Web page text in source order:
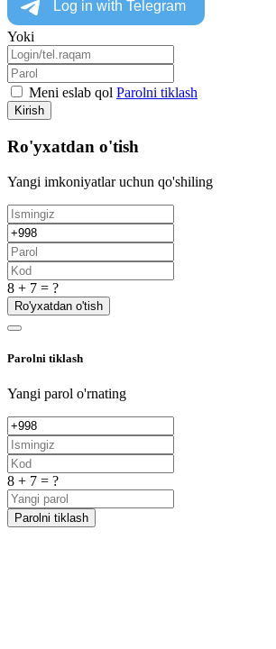
Yoki
Meni eslab qol Parolni tiklash
Kirish
Ro'yxatdan o'tish
Yangi imkoniyatlar uchun qo'shiling
8 + 7 = ?
Ro'yxatdan o'tish
Parolni tiklash
Yangi parol o'rnating
8 + 7 = ?
Parolni tiklash